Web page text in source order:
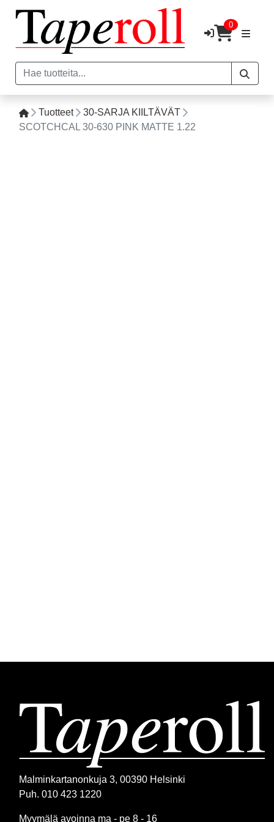
0
Tuotteet
30-SARJA KIILTÄVÄT
SCOTCHCAL 30-630 PINK MATTE 1.22
Malminkartanonkuja 3, 00390 Helsinki
Puh. 010 423 1220
Myymälä avoinna ma - pe 8 - 16